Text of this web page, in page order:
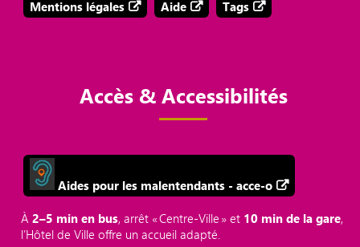
Mentions légales
Aide Tags
Accès & Accessibilités
Aides pour les malentendants - acce-o
À2–5 min en bus, arrêt « Centre‑Ville » et 10 min de la gare,
l’Hôtel de Ville offre un accueil adapté.